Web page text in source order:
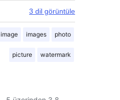
3 dil görüntüle
image images photo
picture watermark